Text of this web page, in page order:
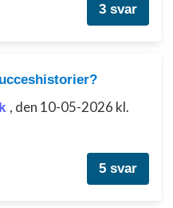
3 svar
, den 10-05-2026 kl.
5 svar